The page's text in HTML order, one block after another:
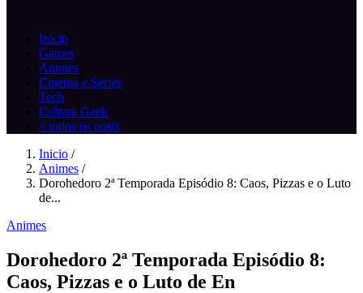
Inicio
Games
Animes
Cinema e Series
Tech
Cultura Geek
// todos os posts
Inicio /
Animes /
Dorohedoro 2ª Temporada Episódio 8: Caos, Pizzas e o Luto
de...
Animes
Dorohedoro 2ª Temporada Episódio 8:
Caos, Pizzas e o Luto de En